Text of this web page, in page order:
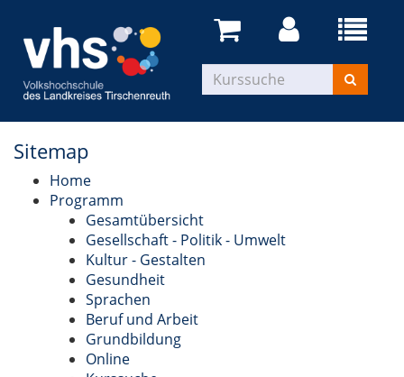
Sitemap
Home
Programm
Gesamtübersicht
Gesellschaft - Politik - Umwelt
Kultur - Gestalten
Gesundheit
Sprachen
Beruf und Arbeit
Grundbildung
Online